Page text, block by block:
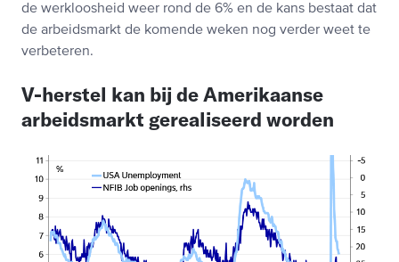
de werkloosheid weer rond de 6% en de kans bestaat dat
de arbeidsmarkt de komende weken nog verder weet te
verbeteren.
V-herstel kan bij de Amerikaanse
arbeidsmarkt gerealiseerd worden